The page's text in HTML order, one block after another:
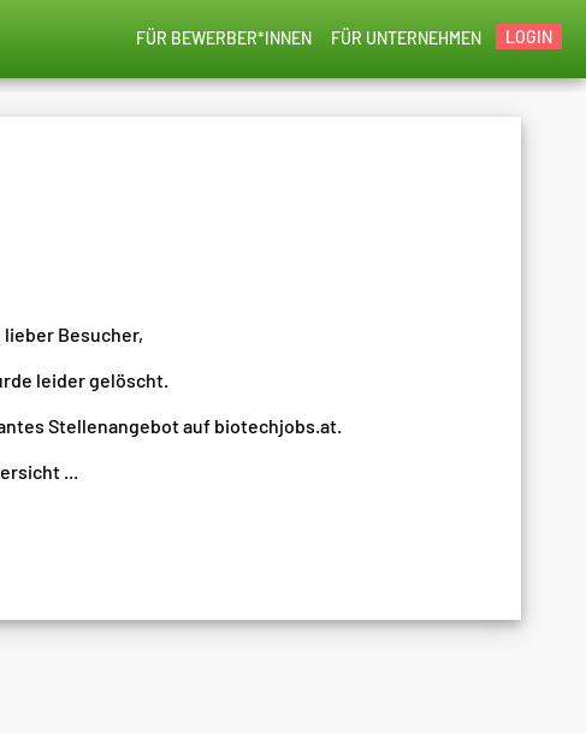
LOGIN
FÜR UNTERNEHMEN
FÜR BEWERBER*INNEN
Besucher,
leider gelöscht.
Stellenangebot auf biotechjobs.at.
...